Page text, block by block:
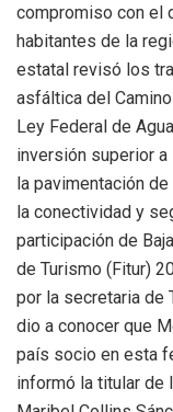
compromiso con el
habitantes de la
estatal revisó los
asfáltica del
Ley Federal de
inversión superior
la pavimentación
la conectividad y
participación de
de Turismo (Fitur)
por la secretaria de
dio a conocer que
país socio en esta
informó la titular de